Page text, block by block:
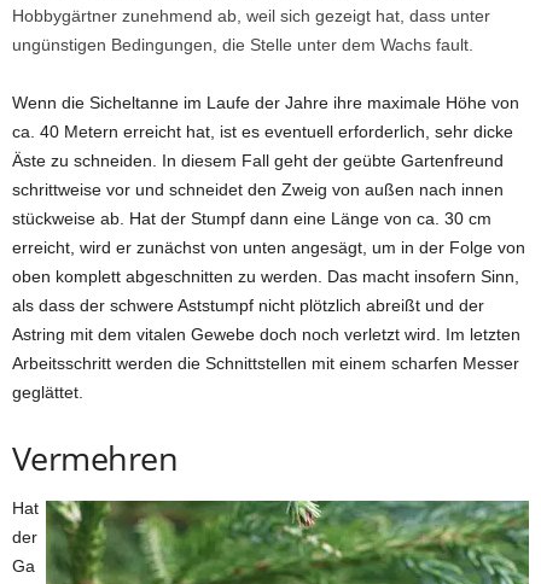
Hobbygärtner zunehmend ab, weil sich gezeigt hat, dass unter
ungünstigen Bedingungen, die Stelle unter dem Wachs fault.
Wenn die Sicheltanne im Laufe der Jahre ihre maximale Höhe von
ca. 40 Metern erreicht hat, ist es eventuell erforderlich, sehr dicke
Äste zu schneiden. In diesem Fall geht der geübte Gartenfreund
schrittweise vor und schneidet den Zweig von außen nach innen
stückweise ab. Hat der Stumpf dann eine Länge von ca. 30 cm
erreicht, wird er zunächst von unten angesägt, um in der Folge von
oben komplett abgeschnitten zu werden. Das macht insofern Sinn,
als dass der schwere Aststumpf nicht plötzlich abreißt und der
Astring mit dem vitalen Gewebe doch noch verletzt wird. Im letzten
Arbeitsschritt werden die Schnittstellen mit einem scharfen Messer
geglättet.
Vermehren
Hat
der
Ga